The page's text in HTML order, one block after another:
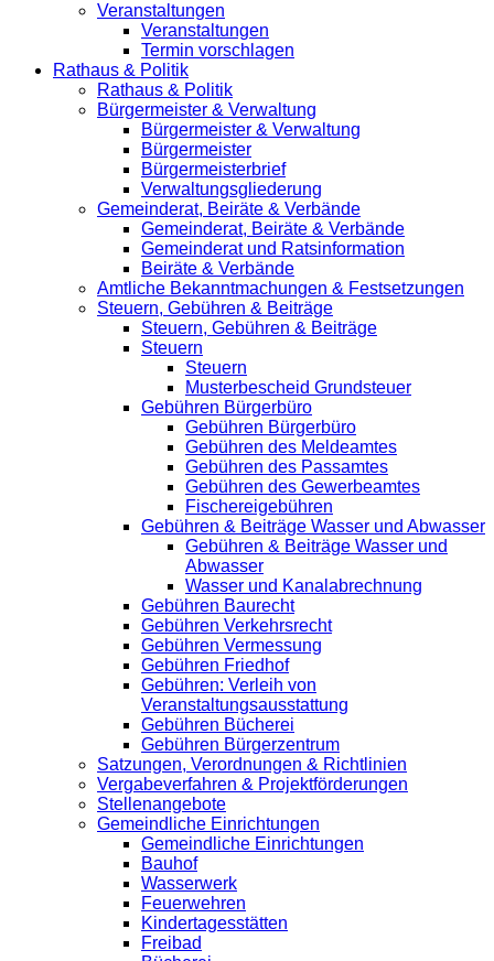
Veranstaltungen
Veranstaltungen
Termin vorschlagen
Rathaus & Politik
Rathaus & Politik
Bürgermeister & Verwaltung
Bürgermeister & Verwaltung
Bürgermeister
Bürgermeisterbrief
Verwaltungsgliederung
Gemeinderat, Beiräte & Verbände
Gemeinderat, Beiräte & Verbände
Gemeinderat und Ratsinformation
Beiräte & Verbände
Amtliche Bekanntmachungen & Festsetzungen
Steuern, Gebühren & Beiträge
Steuern, Gebühren & Beiträge
Steuern
Steuern
Musterbescheid Grundsteuer
Gebühren Bürgerbüro
Gebühren Bürgerbüro
Gebühren des Meldeamtes
Gebühren des Passamtes
Gebühren des Gewerbeamtes
Fischereigebühren
Gebühren & Beiträge Wasser und Abwasser
Gebühren & Beiträge Wasser und
Abwasser
Wasser und Kanalabrechnung
Gebühren Baurecht
Gebühren Verkehrsrecht
Gebühren Vermessung
Gebühren Friedhof
Gebühren: Verleih von
Veranstaltungsausstattung
Gebühren Bücherei
Gebühren Bürgerzentrum
Satzungen, Verordnungen & Richtlinien
Vergabeverfahren & Projektförderungen
Stellenangebote
Gemeindliche Einrichtungen
Gemeindliche Einrichtungen
Bauhof
Wasserwerk
Feuerwehren
Kindertagesstätten
Freibad